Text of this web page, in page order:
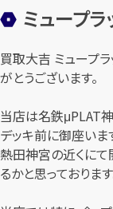
ミュープ
買取大吉 ミュープ
がとうございます。
当店は名鉄μPLAT
デッキ前に御座いま
熱田神宮の近くにて
るかと思っております